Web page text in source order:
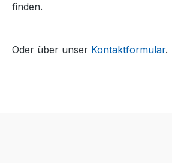
finden.
Oder über unser Kontaktformular.